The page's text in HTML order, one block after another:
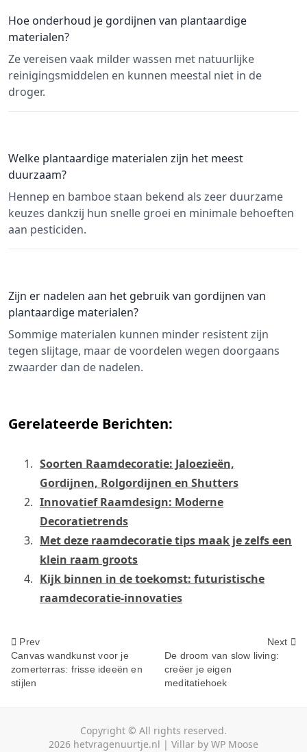
Hoe onderhoud je gordijnen van plantaardige
materialen?
Ze vereisen vaak milder wassen met natuurlijke
reinigingsmiddelen en kunnen meestal niet in de
droger.
Welke plantaardige materialen zijn het meest
duurzaam?
Hennep en bamboe staan bekend als zeer duurzame
keuzes dankzij hun snelle groei en minimale behoeften
aan pesticiden.
Zijn er nadelen aan het gebruik van gordijnen van
plantaardige materialen?
Sommige materialen kunnen minder resistent zijn
tegen slijtage, maar de voordelen wegen doorgaans
zwaarder dan de nadelen.
Gerelateerde Berichten:
Soorten Raamdecoratie: Jaloezieën,
Gordijnen, Rolgordijnen en Shutters
Innovatief Raamdesign: Moderne
Decoratietrends
Met deze raamdecoratie tips maak je zelfs een
klein raam groots
Kijk binnen in de toekomst: futuristische
raamdecoratie-innovaties
<span
class="nav-
screen-
Prev
Canvas wandkunst voor je
zomerterras: frisse ideeën en
stijlen
Next
De droom van slow living:
creëer je eigen
meditatiehoek
Copyright © All rights reserved.
2026 hetvragenuurtje.nl | Villar by WP Moose